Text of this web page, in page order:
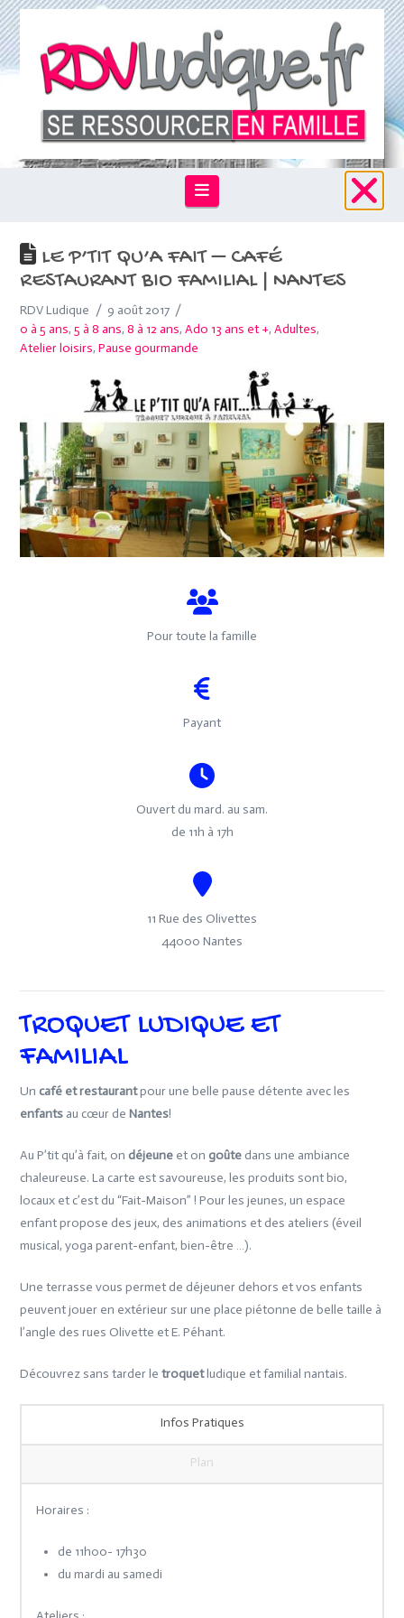
Navigation
LE P’TIT QU’A FAIT – CAFÉ
RESTAURANT BIO FAMILIAL | NANTES
RDV Ludique
9 août 2017
0 à 5 ans,5 à 8 ans,8 à 12 ans,Ado 13 ans et +,Adultes,
Atelier loisirs,Pause gourmande
Pour toute la famille
Payant
Ouvert du mard. au sam.
de 11h à 17h
11 Rue des Olivettes
44000 Nantes
TROQUET LUDIQUE ET
FAMILIAL
Uncafé et restaurantpour une belle pause détente avec les
enfants au cœur deNantes!
Au P’tit qu’à fait, on déjeune et on goûte dans une ambiance
chaleureuse. La carte est savoureuse, les produits sont bio,
locaux et c’est du “Fait-Maison” ! Pour les jeunes, un espace
enfant propose des jeux, des animations et des ateliers (éveil
musical, yoga parent-enfant, bien-être …).
Une terrasse vous permet de déjeuner dehors et vos enfants
peuvent jouer en extérieur sur une place piétonne de belle taille à
l’angle des rues Olivette et E. Péhant.
Découvrez sans tarder letroquetludique et familial nantais.
Infos Pratiques
Plan
Horaires :
de 11h00- 17h30
du mardi au samedi